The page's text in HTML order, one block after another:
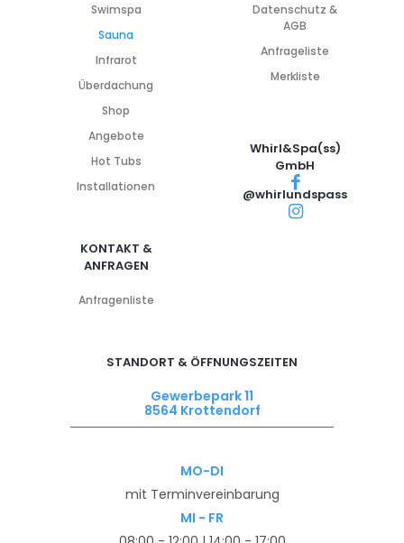
Swimspa
Sauna
Infrarot
Überdachung
Shop
Angebote
Hot Tubs
Installationen
KONTAKT &
ANFRAGEN
Anfragenliste
Datenschutz &
AGB
Anfrageliste
Merkliste
Whirl&Spa(ss)
GmbH
@whirlundspass
STANDORT & ÖFFNUNGSZEITEN
Gewerbepark 11
8564 Krottendorf
MO-DI
mit Terminvereinbarung
MI - FR